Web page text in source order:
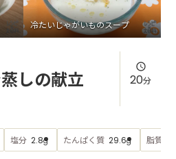
冷たいじゃがいものスープ
しの献立 20分
塩分 2.8g たんぱく質 29.6g 脂質